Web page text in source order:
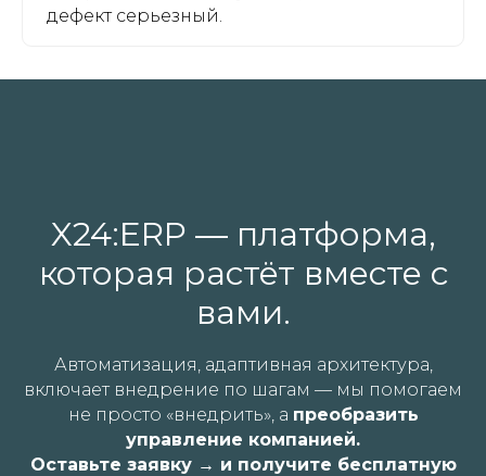
дефект серьезный.
X24:ERP — платформа,
которая растёт вместе с
вами.
Автоматизация, адаптивная архитектура,
включаетвнедрение по шагам — мы помогаем
не просто «внедрить», а преобразить
управление компанией.
Оставьте заявку → и получите бесплатную
защищены. Информация, опубликованная на
сайте, не является публичной офертой или
рекламой, а носит информационный
характер и может быть изменена по
Общество с ограниченной ответственностью
«ИКС24» ИНН 7810794562 ОГРН
1207800059807 ОКВЭД 63.11